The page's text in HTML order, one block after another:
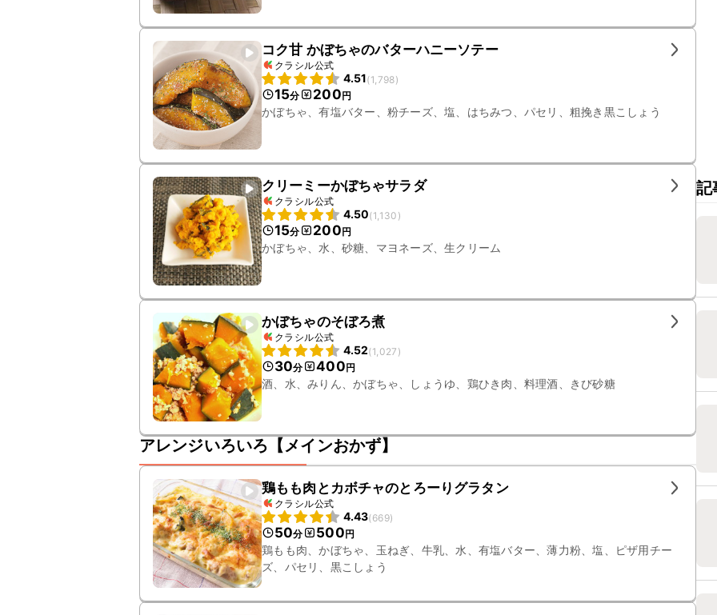
コク甘 かぼちゃのバターハニーソテー
クラシル公式
4.51(1,798)
15分 200円
かぼちゃ、有塩バター、粉チーズ、塩、はちみつ、パセリ、粗挽き黒こしょう
クリーミーかぼちゃサラダ
クラシル公式
4.50(1,130 )
15分 200円
かぼちゃ、水、砂糖、マヨネーズ、生クリーム
かぼちゃのそぼろ煮
クラシル公式
4.52(1,027 )
30分 400円
酒、水、みりん、かぼちゃ、しょうゆ、鶏ひき肉、料理酒、きび砂糖
アレンジいろいろ【メインおかず】
鶏もも肉とカボチャのとろーりグラタン
クラシル公式
4.43(669)
50分 500円
鶏もも肉、かぼちゃ、玉ねぎ、牛乳、水、有塩バター、薄力粉、塩、ピザ用チー
ズ、パセリ、黒こしょう
記